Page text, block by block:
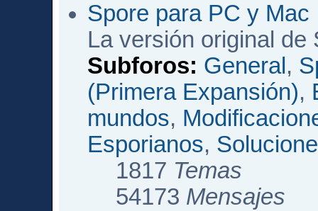
Spore para PC y Mac
La versión original de
Subforos: General ,
(Primera Expansión),
mundos,
Esporianos,
1817 Temas
54173 Mensajes